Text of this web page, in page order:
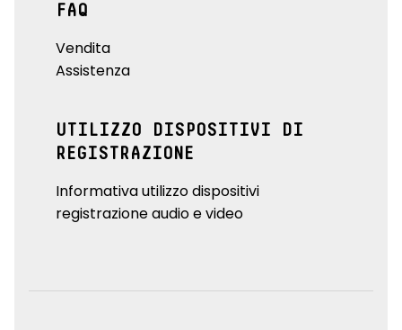
FAQ
Vendita
Assistenza
UTILIZZO DISPOSITIVI DI
REGISTRAZIONE
Informativa utilizzo dispositivi
registrazione audio e video